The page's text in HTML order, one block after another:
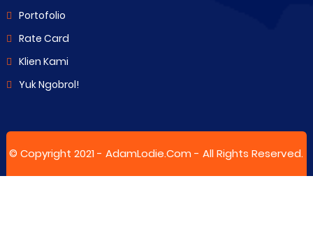
Portofolio
Rate Card
Klien Kami
Yuk Ngobrol!
© Copyright 2021 -AdamLodie.Com - All Rights Reserved.